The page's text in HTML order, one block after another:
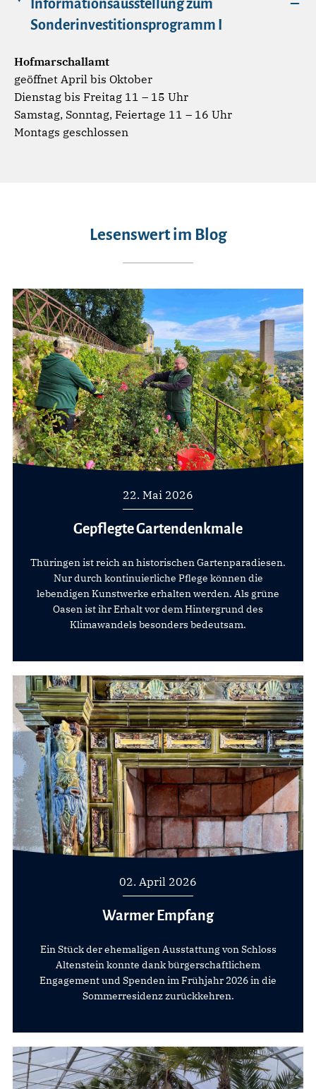
Informationsausstellung zum
Sonderinvestitionsprogramm I
Hofmarschallamt
geöffnet April bis Oktober
Dienstag bis Freitag 11 – 15 Uhr
Samstag, Sonntag, Feiertage 11 – 16 Uhr
Montags geschlossen
Lesenswert im Blog
22. Mai 2026
Gepflegte Gartendenkmale
Thüringen ist reich an historischen Gartenparadiesen.
Nur durch kontinuierliche Pflege können die
lebendigen Kunstwerke erhalten werden. Als grüne
Oasen ist ihr Erhalt vor dem Hintergrund des
Klimawandels besonders bedeutsam.
02. April 2026
Warmer Empfang
Ein Stück der ehemaligen Ausstattung von Schloss
Altenstein konnte dank bürgerschaftlichem
Engagement und Spenden im Frühjahr 2026 in die
Sommerresidenz zurückkehren.